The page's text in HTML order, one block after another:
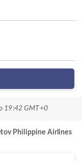
19:42 GMT+0
Philippine Airlines